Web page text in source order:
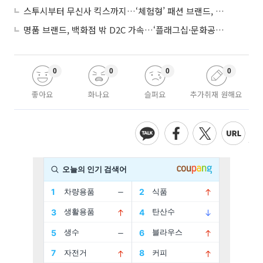
스투시부터 무신사 킥스까지…‘체험형’ 패션 브랜드, 잇단 제주행
명품 브랜드, 백화점 밖 D2C 가속…‘플래그십·문화공간’ 전략 눈길
좋아요
0
화나요
0
슬퍼요
0
추가취재 원해요
0